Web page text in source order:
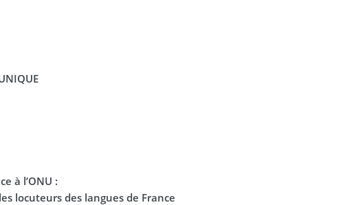
à l’ONU :
locuteurs des langues de France